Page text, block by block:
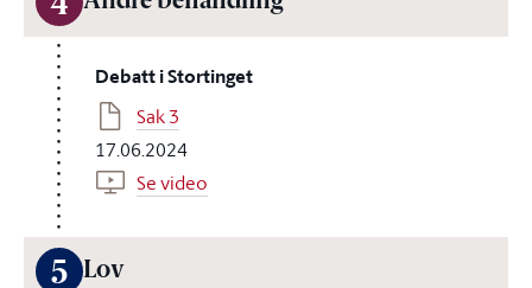
Debatt i Stortinget
Sak 3
17.06.2024
Se video
5 Lov